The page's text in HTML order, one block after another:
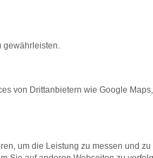
die Seite in
gewährleisten.
von Drittanbietern wie Google
um die Leistung zu messen und